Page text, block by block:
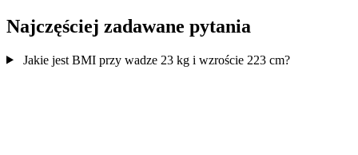
Najczęściej zadawane pytania
Jakie jest BMI przy wadze 23 kg i wzroście 223 cm?